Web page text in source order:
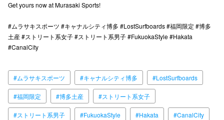
Get yours now at Murasaki Sports!
#ムラサキスポーツ #キャナルシティ博多 #LostSurfboards #福岡限定 #博多
土産 #ストリート系女子 #ストリート系男子 #FukuokaStyle #Hakata
#CanalCity
#ムラサキスポーツ #キャナルシティ博多 #LostSurfboards
#福岡限定 #博多土産 #ストリート系女子
#ストリート系男子 #FukuokaStyle #Hakata #CanalCity